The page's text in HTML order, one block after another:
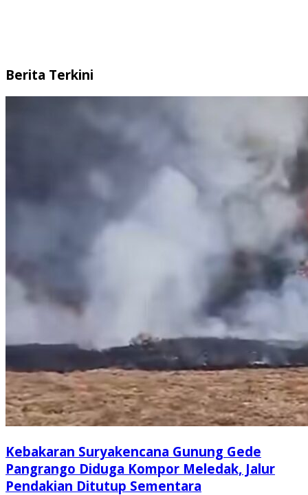
Berita Terkini
Kebakaran Suryakencana Gunung Gede
Pangrango Diduga Kompor Meledak, Jalur
Pendakian Ditutup Sementara